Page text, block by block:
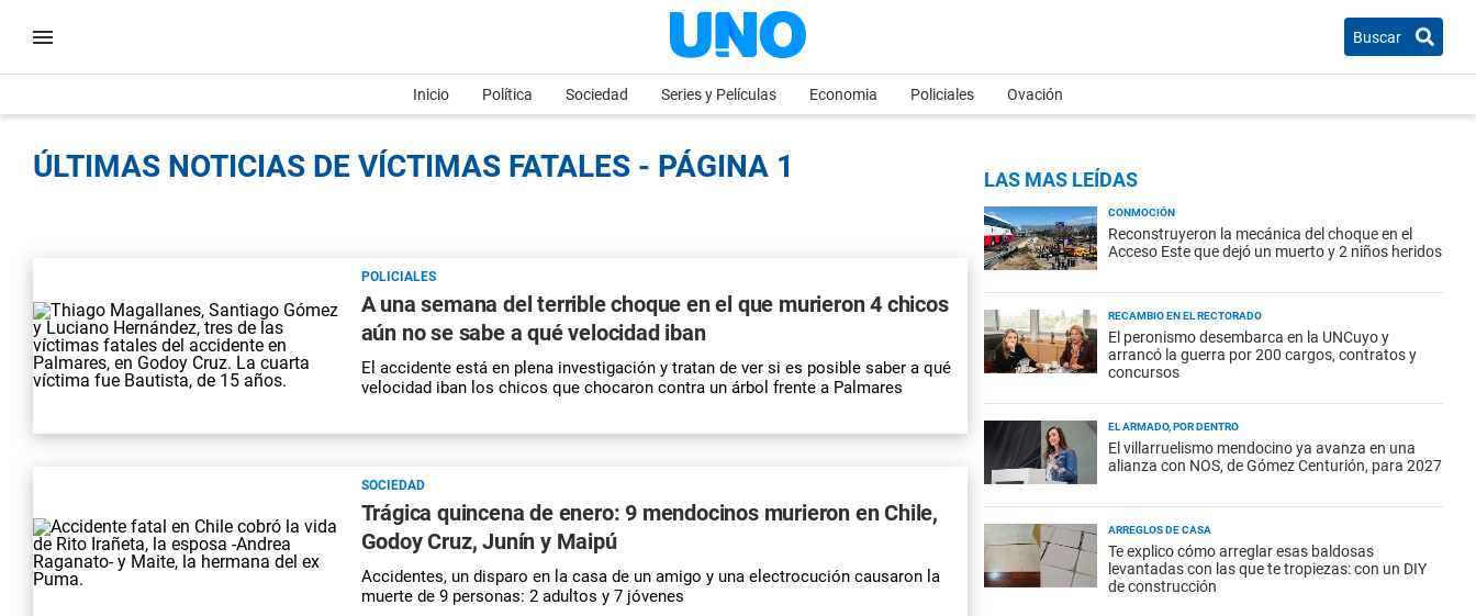
Buscar
Inicio Política Sociedad Series y Películas Economia Policiales Ovación
ÚLTIMAS NOTICIAS DE VÍCTIMAS FATALES - PÁGINA 1
POLICIALES
A una semana del terrible choque en el que murieron 4 chicos
aún no se sabe a qué velocidad iban
El accidente está en plena investigación y tratan de ver si es posible saber a qué
velocidad iban los chicos que chocaron contra un árbol frente a Palmares
SOCIEDAD
Trágica quincena de enero: 9 mendocinos murieron en Chile,
Godoy Cruz, Junín y Maipú
Accidentes, un disparo en la casa de un amigo y una electrocución causaron la
muerte de 9 personas: 2 adultos y 7 jóvenes
LAS MAS LEÍDAS
CONMOCIÓN
Reconstruyeron la mecánica del choque en el
Acceso Este que dejó un muerto y 2 niños heridos
RECAMBIO EN EL RECTORADO
El peronismo desembarca en la UNCuyo y
arrancó la guerra por 200 cargos, contratos y
concursos
EL ARMADO, POR DENTRO
El villarruelismo mendocino ya avanza en una
alianza con NOS, de Gómez Centurión, para 2027
ARREGLOS DE CASA
Te explico cómo arreglar esas baldosas
levantadas con las que te tropiezas: con un DIY
de construcción